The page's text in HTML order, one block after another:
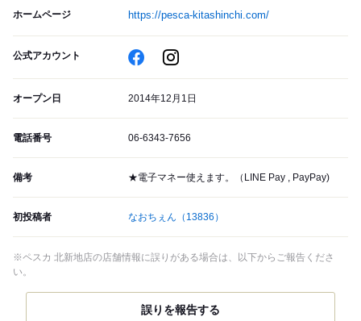
ホームページ https://pesca-kitashinchi.com/
公式アカウント
オープン日 2014年12月1日
電話番号 06-6343-7656
備考 ★電子マネー使えます。（LINE Pay , PayPay)
初投稿者 なおちぇん （13836）
※ペスカ 北新地店の店舗情報に誤りがある場合は、以下からご報告くださ
い。
誤りを報告する